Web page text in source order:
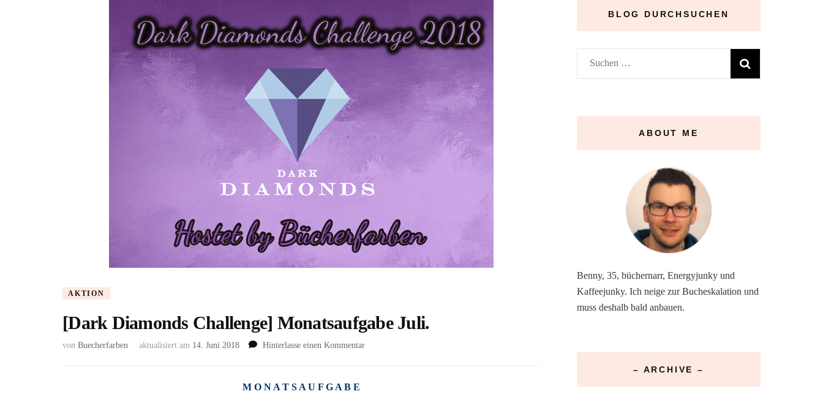
AKTION
[Dark Diamonds Challenge] Monatsaufgabe Juli.
von Buecherfarben aktualisiert am 14. Juni 2018 Hinterlasse einen Kommentarzu
M O N A T S A U F G A B E
BLOG DURCHSUCHEN
Suchen
nach:
ABOUT ME
Benny, 35, büchernarr, Energyjunky und
Kaffeejunky. Ich neige zur Bucheskalation und
muss deshalb bald anbauen.
– ARCHIVE –